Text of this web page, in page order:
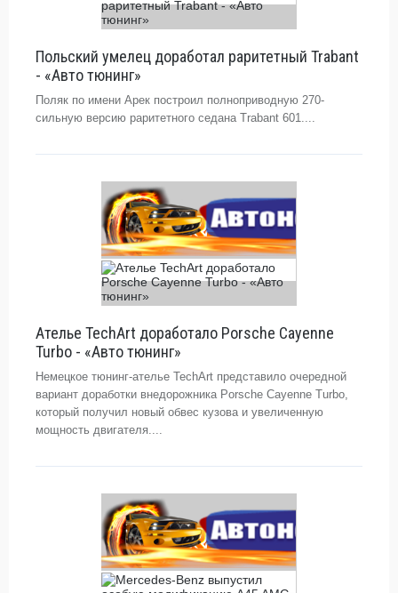
Польский умелец доработал раритетный Trabant
- «Авто тюнинг»
Поляк по имени Арек построил полноприводную 270-
сильную версию раритетного седана Trabant 601....
Ателье TechArt доработало Porsche Cayenne
Turbo - «Авто тюнинг»
Немецкое тюнинг-ателье TechArt представило очередной
вариант доработки внедорожника Porsche Cayenne Turbo,
который получил новый обвес кузова и увеличенную
мощность двигателя....